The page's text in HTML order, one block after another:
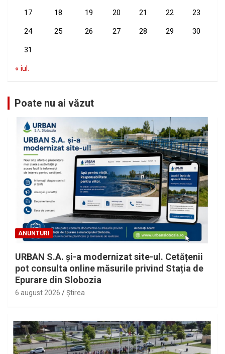
17 18 19 20 21 22 23
24 25 26 27 28 29 30
31
« iul.
Poate nu ai văzut
ANUNTURI
URBAN S.A. și-a modernizat site-ul. Cetățenii
pot consulta online măsurile privind Stația de
Epurare din Slobozia
6 august 2026 Ştirea